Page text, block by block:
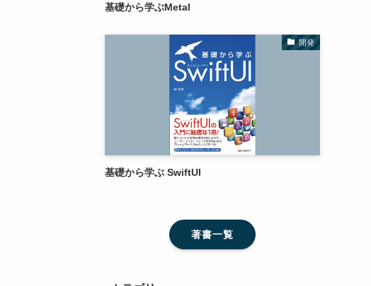
基礎から学ぶMetal
開発
基礎から学ぶ SwiftUI
著書一覧